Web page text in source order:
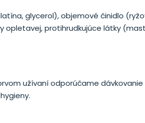
glycerol), objemové činidlo
protihrudkujúce látky
užívaní odporúčame